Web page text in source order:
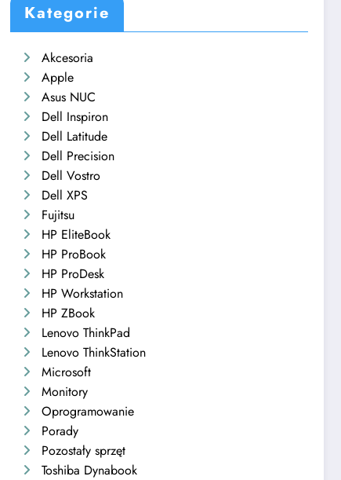
Kategorie
Akcesoria
Apple
Asus NUC
Dell Inspiron
Dell Latitude
Dell Precision
Dell Vostro
Dell XPS
Fujitsu
HP EliteBook
HP ProBook
HP ProDesk
HP Workstation
HP ZBook
Lenovo ThinkPad
Lenovo ThinkStation
Microsoft
Monitory
Oprogramowanie
Porady
Pozostały sprzęt
Toshiba Dynabook